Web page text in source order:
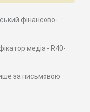
фінансово-
медіа - R40-
за письмовою